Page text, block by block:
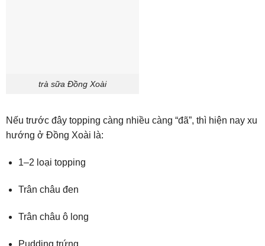
trà sữa Đồng Xoài
Nếu trước đây topping càng nhiều càng “đã”, thì hiện nay xu
hướng ở Đồng Xoài là:
1–2 loại topping
Trân châu đen
Trân châu ô long
Pudding trứng